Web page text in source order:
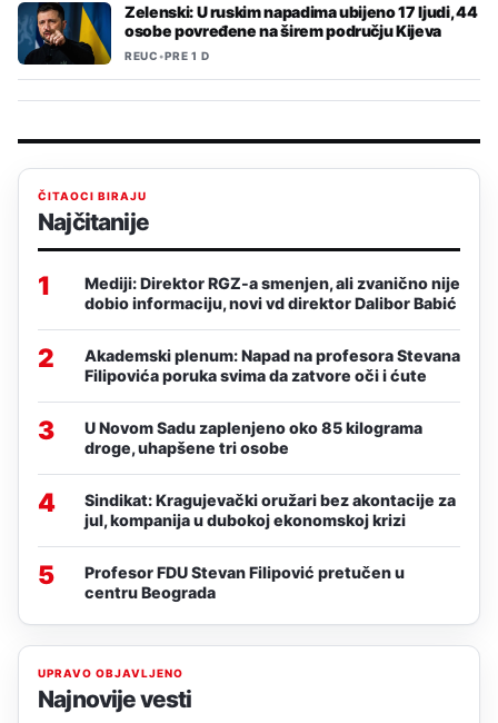
Zelenski: U ruskim napadima ubijeno 17 ljudi, 44
osobe povređene na širem području Kijeva
REUC•PRE 1 D
ČITAOCI BIRAJU
Najčitanije
1
Mediji: Direktor RGZ-a smenjen, ali zvanično nije
dobio informaciju, novi vd direktor Dalibor Babić
2
Akademski plenum: Napad na profesora Stevana
Filipovića poruka svima da zatvore oči i ćute
3
U Novom Sadu zaplenjeno oko 85 kilograma
droge, uhapšene tri osobe
4
Sindikat: Kragujevački oružari bez akontacije za
jul, kompanija u dubokoj ekonomskoj krizi
5
Profesor FDU Stevan Filipović pretučen u
centru Beograda
UPRAVO OBJAVLJENO
Najnovije vesti